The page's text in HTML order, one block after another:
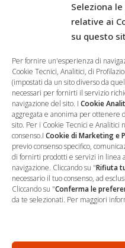
Seleziona
relative ai
su questo
Per fornire un'esperienza di
Cookie Tecnici, Analitici, di
(impostati da un sito diverso da
necessari per fornirti il servizio
navigazione del sito. I Cookie
aggregata e anonima per ottenere
sito. Per i Cookie Tecnici e Analitici
consenso.I Cookie di Marketing e
previo consenso specifico,
di fornirti prodotti e servizi in linea
navigazione. Cliccando su "Rifiuta
necessario il tuo consenso, ad
Cliccando su "Conferma le
da te selezionati. Per maggiori
X
Mi piace:
Caricamento...
…